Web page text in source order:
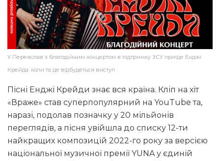
У Переяслав з благодійним концертом в підтримку ЗСУ приїде Енджі
Крейда: коли та де відбудеться виступ
Пісні Енджі Крейди знає вся країна. Кліп на хіт
«Враже» став суперпопулярний на YouTube та,
наразі, подолав позначку у 20 мільйонів
переглядів, а пісня увійшла до списку 12-ти
найкращих композицій 2022-го року за версією
національної музичної премії YUNA у єдиній